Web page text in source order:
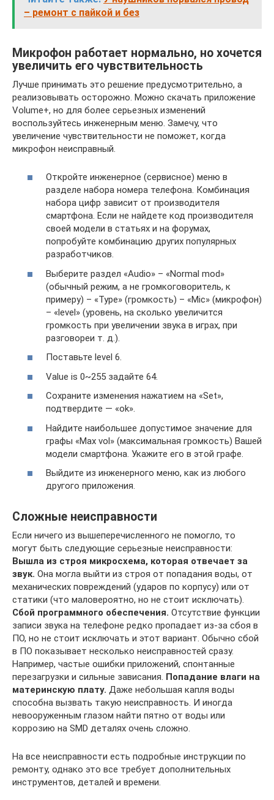
– ремонт с пайкой и без
Микрофон работает нормально, но хочется
увеличить его чувствительность
Лучше принимать это решение предусмотрительно, а
реализовывать осторожно. Можно скачать приложение
Volume+, но для более серьезных изменений
воспользуйтесь инженерным меню. Замечу, что
увеличение чувствительности не поможет, когда
микрофон неисправный.
Откройте инженерное (сервисное) меню в
разделе набора номера телефона. Комбинация
набора цифр зависит от производителя
смартфона. Если не найдете код производителя
своей модели в статьях и на форумах,
попробуйте комбинацию других популярных
разработчиков.
Выберите раздел «Audio» – «Normal mod»
(обычный режим, а не громкоговоритель, к
примеру) – «Type» (громкость) – «Mic» (микрофон)
– «level» (уровень, на сколько увеличится
громкость при увеличении звука в играх, при
разговореи т. д.).
Поставьте level 6.
Value is 0~255 задайте 64.
Сохраните изменения нажатием на «Set»,
подтвердите — «ok».
Найдите наибольшее допустимое значение для
графы «Max vol» (максимальная громкость) Вашей
модели смартфона. Укажите его в этой графе.
Выйдите из инженерного меню, как из любого
другого приложения.
Сложные неисправности
Если ничего из вышеперечисленного не помогло, то
могут быть следующие серьезные неисправности:
Вышла из строя микросхема, которая отвечает за
звук. Она могла выйти из строя от попадания воды, от
механических повреждений (ударов по корпусу) или от
статики (что маловероятно, но не стоит исключать).
Сбой программного обеспечения. Отсутствие функции
записи звука на телефоне редко пропадает из-за сбоя в
ПО, но не стоит исключать и этот вариант. Обычно сбой
в ПО показывает несколько неисправностей сразу.
Например, частые ошибки приложений, спонтанные
перезагрузки и сильные зависания. Попадание влаги на
материнскую плату. Даже небольшая капля воды
способна вызвать такую неисправность. И иногда
невооруженным глазом найти пятно от воды или
коррозию на SMD деталях очень сложно.
На все неисправности есть подробные инструкции по
ремонту, однако это все требует дополнительных
инструментов, деталей и времени.